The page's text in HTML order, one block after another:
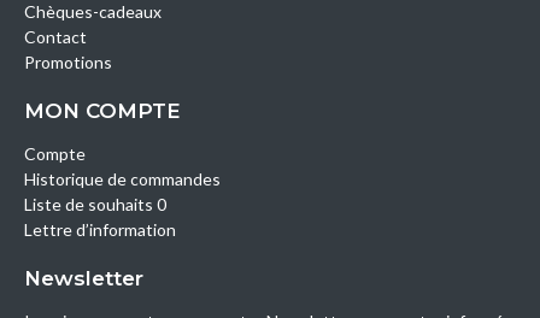
Chèques-cadeaux
Contact
Promotions
MON COMPTE
Compte
Historique de commandes
Liste de souhaits 0
Lettre d’information
Newsletter